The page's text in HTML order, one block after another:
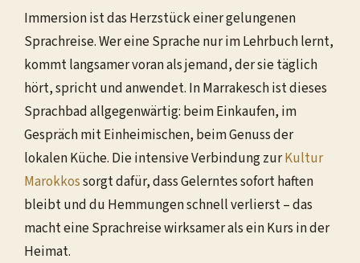
Immersion ist das Herzstück einer gelungenen
Sprachreise. Wer eine Sprache nur im Lehrbuch lernt,
kommt langsamer voran als jemand, der sie täglich
hört, spricht und anwendet. In Marrakesch ist dieses
Sprachbad allgegenwärtig: beim Einkaufen, im
Gespräch mit Einheimischen, beim Genuss der
lokalen Küche. Die intensive Verbindung zurKultur
Marokkossorgt dafür, dass Gelerntes sofort haften
bleibt und du Hemmungen schnell verlierst – das
macht eine Sprachreise wirksamer als ein Kurs in der
Heimat.